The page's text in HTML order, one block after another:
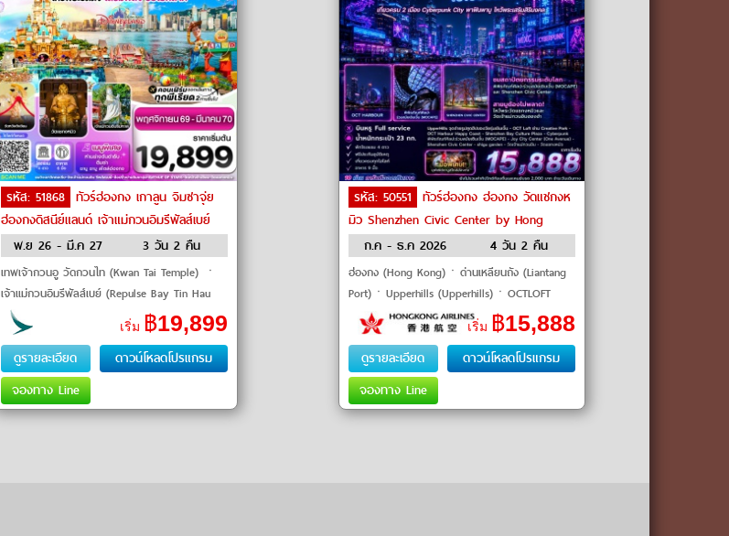
รหัส: 51868 ทัวร์ฮ่องกง เกาลูน จิมซาจุ่ย
ฮ่องกงดิสนีย์แลนด์ เจ้าแม่กวนอิมรีพัลส์เบย์
by Cathay Pacific
พ.ย 26 - มี.ค 27 3 วัน 2 คืน
เทพเจ้ากวนอู วัดกวนไท (Kwan Tai Temple) ㆍ
เจ้าแม่กวนอิมรีพัลส์เบย์ (Repulse Bay Tin Hau
Statue) ㆍ อเวนิว ออฟ สตาร์ (Avenue of
Stars) ㆍ ฮ่องกงดิสนีย์แ�เริ่ม ฿19,899
ดูรายละเอียด
ดาวน์โหลดโปรแกรม
จองทาง Line
รหัส: 50551 ทัวร์ฮ่องกง ฮ่องกง วัดแชกงห
มิว Shenzhen Civic Center by Hong
Kong Airlines
ก.ค - ธ.ค 2026 4 วัน 2 คืน
ฮ่องกง (Hong Kong)ㆍด่านเหลียนถัง (Liantang
Port)ㆍUpperhills (Upperhills)ㆍOCTLOFT
(OCT Loft Creative Culture Park)ㆍแฮปปี้ โคสต์
(Happy Coast)ㆍศูนย์วัฒนธรรมอ่าวเซินเจิ้น
(Shenzhen
เริ่ม ฿15,888
ดูรายละเอียด
ดาวน์โหลดโปรแกรม
จองทาง Line